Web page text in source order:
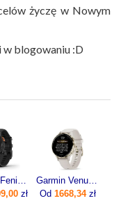
życzę w Nowym
w blogowaniu :D
zł
Od 1668,34zł